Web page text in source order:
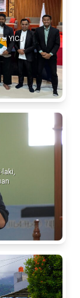
YICJ
laki,